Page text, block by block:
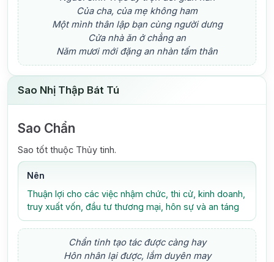
Của cha, của mẹ không ham
Một mình thân lập bạn cùng người dưng
Cửa nhà ăn ở chẳng an
Năm mươi mới đặng an nhàn tấm thân
Sao Nhị Thập Bát Tú
Sao Chẩn
Sao tốt thuộc Thủy tinh.
Nên
Thuận lợi cho các việc nhậm chức, thi cử, kinh doanh,
truy xuất vốn, đầu tư thương mại, hôn sự và an táng
Chẩn tinh tạo tác được càng hay
Hôn nhân lại được, lắm duyên may